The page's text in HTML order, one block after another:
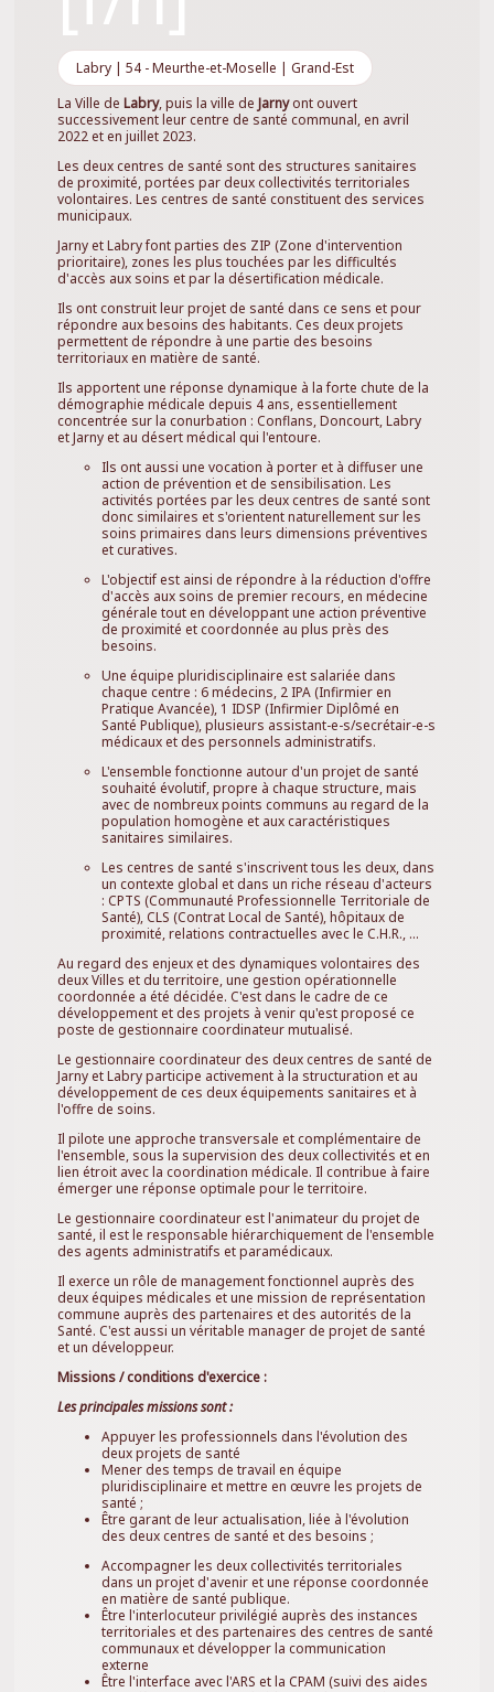
Labry | 54 - Meurthe-et-Moselle | Grand-Est
La Ville deLabry, puis la ville deJarnyont ouvert
successivement leur centre de santé communal, en avril
2022 et en juillet 2023.
Les deux centres de santé sont des structures sanitaires
de proximité, portées par deux collectivités territoriales
volontaires. Les centres de santé constituent des services
municipaux.
Jarny et Labry font parties des ZIP (Zone d'intervention
prioritaire), zones les plus touchées par les difficultés
d'accès aux soins et par la désertification médicale.
Ils ont construit leur projet de santé dans ce sens et pour
répondre aux besoins des habitants. Ces deux projets
permettent de répondre à une partie des besoins
territoriaux en matière de santé.
Ils apportent une réponse dynamique à la forte chute de la
démographie médicale depuis 4 ans, essentiellement
concentrée sur la conurbation : Conflans, Doncourt, Labry
et Jarny et au désert médical qui l'entoure.
Ils ont aussi une vocation à porter et à diffuser une
action de prévention et de sensibilisation. Les
activités portées par les deux centres de santé sont
donc similaires et s'orientent naturellement sur les
soins primaires dans leurs dimensions préventives
et curatives.
L'objectif est ainsi de répondre à la réduction d'offre
d'accès aux soins de premier recours, en médecine
générale tout en développant une action préventive
de proximité et coordonnée au plus près des
besoins.
Une équipe pluridisciplinaire est salariée dans
chaque centre : 6 médecins, 2 IPA (Infirmier en
Pratique Avancée), 1 IDSP (Infirmier Diplômé en
Santé Publique), plusieurs assistant-e-s/secrétair-e-s
médicaux et des personnels administratifs.
L'ensemble fonctionne autour d'un projet de santé
souhaité évolutif, propre à chaque structure, mais
avec de nombreux points communs au regard de la
population homogène et aux caractéristiques
sanitaires similaires.
Les centres de santé s'inscrivent tous les deux, dans
un contexte global et dans un riche réseau d'acteurs
: CPTS (Communauté Professionnelle Territoriale de
Santé), CLS (Contrat Local de Santé), hôpitaux de
proximité, relations contractuelles avec le C.H.R., ...
Au regard des enjeux et des dynamiques volontaires des
deux Villes et du territoire, une gestion opérationnelle
coordonnée a été décidée. C'est dans le cadre de ce
développement et des projets à venir qu'est proposé ce
poste de gestionnaire coordinateur mutualisé.
Le gestionnaire coordinateur des deux centres de santé de
Jarny et Labry participe activement à la structuration et au
développement de ces deux équipements sanitaires et à
l'offre de soins.
Il pilote une approche transversale et complémentaire de
l'ensemble, sous la supervision des deux collectivités et en
lien étroit avec la coordination médicale. Il contribue à faire
émerger une réponse optimale pour le territoire.
Le gestionnaire coordinateur est l'animateur du projet de
santé, il est le responsable hiérarchiquement de l'ensemble
des agents administratifs et paramédicaux.
Il exerce un rôle de management fonctionnel auprès des
deux équipes médicales et une mission de représentation
commune auprès des partenaires et des autorités de la
Santé. C'est aussi un véritable manager de projet de santé
et un développeur.
Missions / conditions d'exercice :
Les principales missions sont :
Appuyer les professionnels dans l'évolution des
deux projets de santé
Mener des temps de travail en équipe
pluridisciplinaire et mettre en œuvre les projets de
santé ;
Être garant de leur actualisation, liée à l'évolution
des deux centres de santé et des besoins ;
Accompagner les deux collectivités territoriales
dans un projet d'avenir et une réponse coordonnée
en matière de santé publique.
Être l'interlocuteur privilégié auprès des instances
territoriales et des partenaires des centres de santé
communaux et développer la communication
externe
Être l'interface avec l'ARS et la CPAM (suivi des aides